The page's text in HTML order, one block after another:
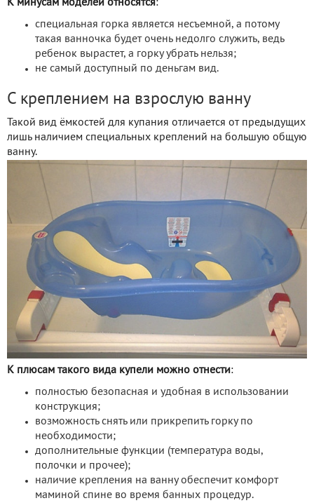
К минусам моделей относятся :
специальная горка является несъемной, а потому
такая ванночка будет очень недолго служить, ведь
ребенок вырастет, а горку убрать нельзя;
не самый доступный по деньгам вид.
С креплением на взрослую ванну
Такой вид ёмкостей для купания отличается от предыдущих
лишь наличием специальных креплений на большую общую
ванну.
К плюсам такого вида купели можно отнести:
полностью безопасная и удобная в использовании
конструкция;
возможность снять или прикрепить горку по
необходимости;
дополнительные функции (температура воды,
полочки и прочее);
наличие крепления на ванну обеспечит комфорт
маминой спине во время банных процедур.